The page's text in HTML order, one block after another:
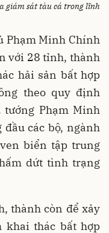
giám sát tàu cá trong lĩnh
Phạm Minh Chính
với 28 tỉnh, thành
hải sản bất hợp
theo quy định
Phạm Minh
các bộ, ngành
biển tập trung
dứt tình trạng
thành còn để xảy
thác bất hợp